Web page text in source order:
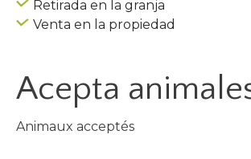
Retirada en la granja
Venta en la propiedad
Acepta
Animaux acceptés